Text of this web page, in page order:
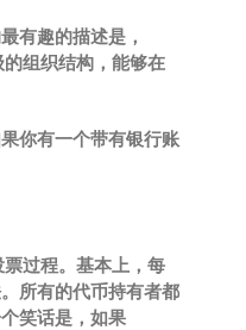
有趣的描述是，
组织结构，能够在
你有一个带有银行账
过程。基本上，每
所有的代币持有者都
笑话是，如果